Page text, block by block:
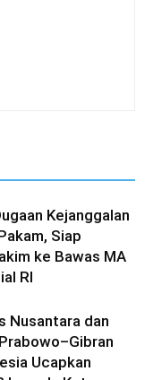
Kejanggalan
Siap
ke Bawas MA
RI
Nusantara dan
Ucapkan